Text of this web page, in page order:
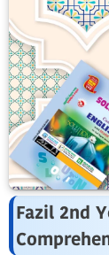
Fazil 2nd